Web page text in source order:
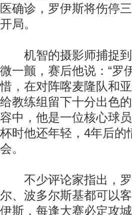
医确诊，罗伊斯将伤停
开局。
机智的摄影师捕捉到
微一颤，赛后他说：“罗
惜，在对阵喀麦隆队和
给教练组留下十分出色
容中，他是一位核心球
杯时他还年轻，4年后的
会。
不少评论家指出，罗
尔、波多尔斯基都可以
伊斯，每逢大赛必定攻